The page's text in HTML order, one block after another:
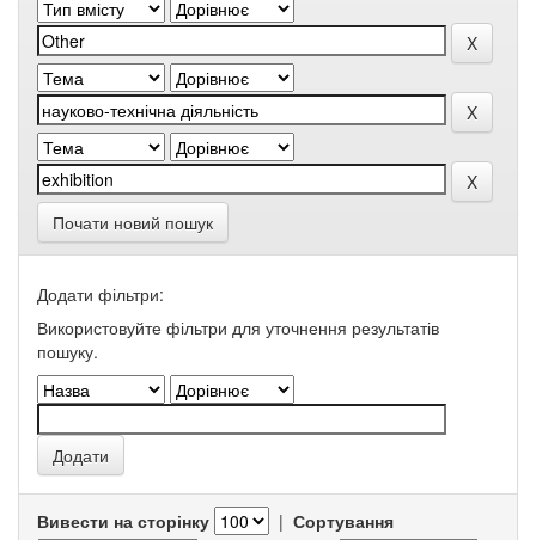
Почати новий пошук
Додати фільтри:
Використовуйте фільтри для уточнення результатів
пошуку.
Вивести на сторінку | Сортування